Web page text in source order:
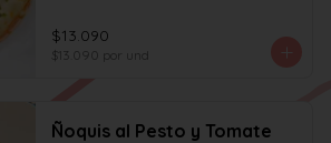
blanco y fondo de verduras.
$13.090
$13.090 por und
Ñoquis al Pesto y Tomate